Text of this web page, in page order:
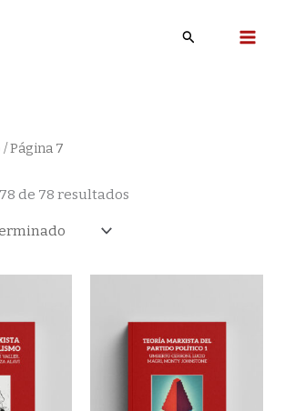
Buscar
/ Página 7
de 78 resultados